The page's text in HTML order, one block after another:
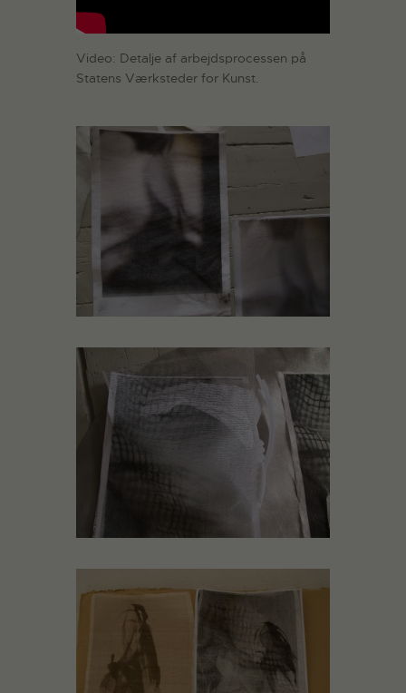
Video: Detalje af arbejdsprocessen på
Statens Værksteder for Kunst.